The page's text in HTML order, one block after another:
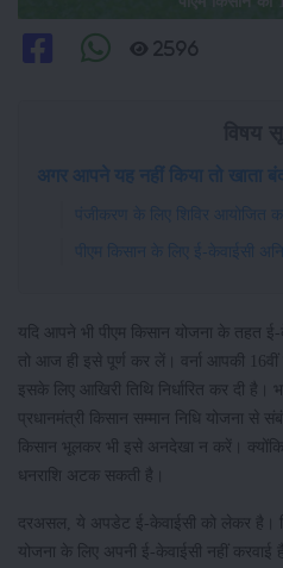
2596
अगर आपने यह नहीं किया तो खाता बंद
पंजीकरण के लिए शिविर आयोजित
पीएम किसान के लिए ई-केवाईसी
यदि आपने भी पीएम किसान योजना के तहत ई-
तो आज ही इसे पूर्ण कर लें। वर्ना आपकी
इसके लिए आखिरी तिथि निर्धारित कर दी है।
प्रधानमंत्री किसान सम्मान निधि योजना
किसान भूलकर भी इसे अनदेखा न करें।
धनराशि अटक सकती है।
दरअसल, ये अपडेट ई-केवाईसी को लेकर है।
योजना के लिए अपनी ई-केवाईसी नहीं करवाई